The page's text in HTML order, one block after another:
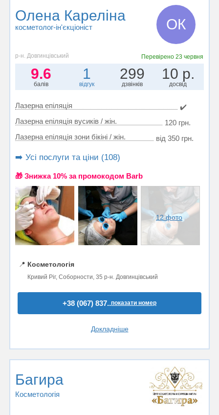
Олена Кареліна
косметолог-ін'єкціоніст ОК
р-н. Довгинцівський Перевірено23 червня
9.6
балів
1
відгук
299
дзвінків
10 р.
досвід
Лазерна епіляція
✔️
Лазерна епіляція вусиків / жін.
120 грн.
Лазерна епіляція зони бікіні / жін.
від 350 грн.
➡️ Усі послуги та ціни (108)
🎁 Знижка 10% за промокодом Barb
12 фото
📍 Косметологія
Кривий Ріг, Соборности, 35 р-н. Довгинцівський
+38 (067) 837..показати номер
Докладніше
Багира
Косметологія